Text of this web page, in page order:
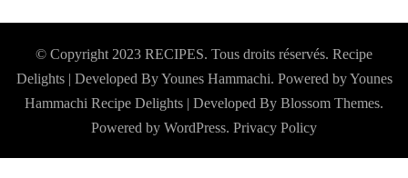
© Copyright 2023 RECIPES. Tous droits réservés. Recipe
Delights | Developed By Younes Hammachi. Powered by Younes
Hammachi Recipe Delights | Developed By Blossom Themes.
Powered by WordPress. Privacy Policy